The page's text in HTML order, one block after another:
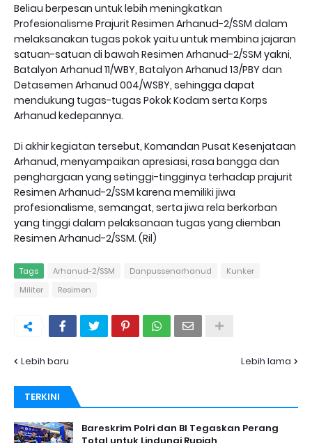
Beliau berpesan untuk lebih meningkatkan
Profesionalisme Prajurit Resimen Arhanud-2/SSM dalam
melaksanakan tugas pokok yaitu untuk membina jajaran
satuan-satuan di bawah Resimen Arhanud-2/SSM yakni,
Batalyon Arhanud 11/WBY, Batalyon Arhanud 13/PBY dan
Detasemen Arhanud 004/WSBY, sehingga dapat
mendukung tugas-tugas Pokok Kodam serta Korps
Arhanud kedepannya.
Di akhir kegiatan tersebut, Komandan Pusat Kesenjataan
Arhanud, menyampaikan apresiasi, rasa bangga dan
penghargaan yang setinggi-tingginya terhadap prajurit
Resimen Arhanud-2/SSM karena memiliki jiwa
profesionalisme, semangat, serta jiwa rela berkorban
yang tinggi dalam pelaksanaan tugas yang diemban
Resimen Arhanud-2/SSM. (Ril)
Tags Arhanud-2/SSM Danpussenarhanud
Kunker
Militer
Resimen
Lebih baru Lebih lama
TERKINI
Bareskrim Polri dan BI Tegaskan Perang